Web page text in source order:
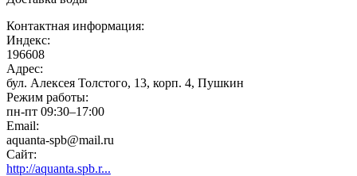
Контактная информация:
Индекс:
196608
Адрес:
бул. Алексея Толстого, 13, корп. 4, Пушкин
Режим работы:
пн-пт 09:30–17:00
Email:
aquanta-spb@mail.ru
Сайт:
http://aquanta.spb.r...